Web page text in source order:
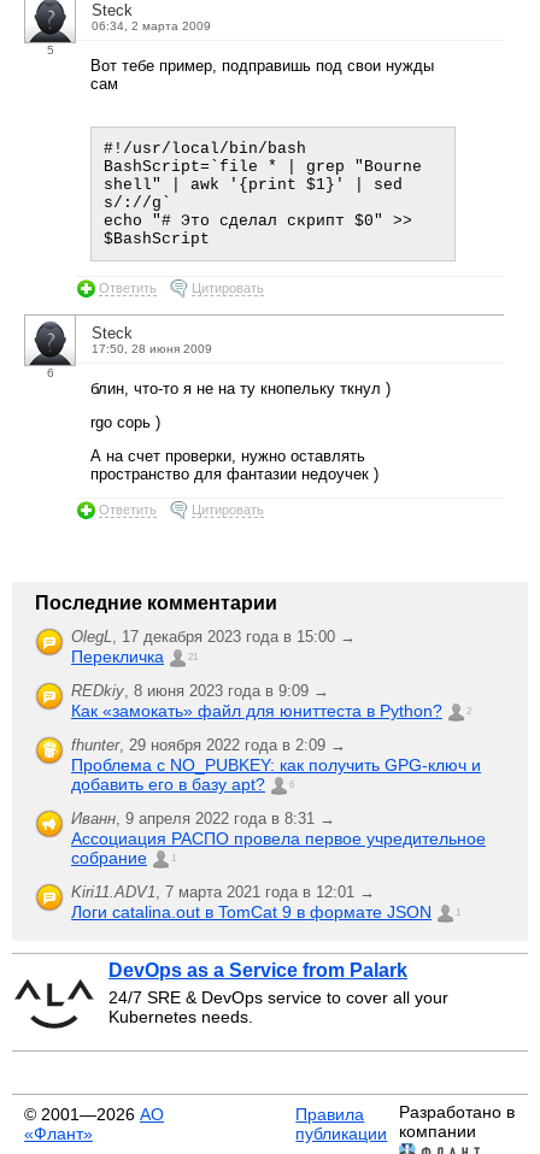
5
Steck
06:34, 2 марта 2009
Вот тебе пример, подправишь под свои нужды
сам
#!/usr/local/bin/bash
BashScript=`file * | grep "Bourne
shell" | awk '{print $1}' | sed
s/://g`
echo "# Это сделал скрипт $0" >>
Ответить Цитировать
6
Steck
17:50, 28 июня 2009
блин, что-то я не на ту кнопельку ткнул )
rgo сорь )
А на счет проверки, нужно оставлять
пространство для фантазии недоучек )
Ответить Цитировать
Последние комментарии
OlegL, 17 декабря 2023 года в 15:00 →
Перекличка 21
REDkiy, 8 июня 2023 года в 9:09 →
Как «замокать» файл для юниттеста в Python? 2
fhunter, 29 ноября 2022 года в 2:09 →
Проблема с NO_PUBKEY: как получить GPG-ключ и
добавить его в базу apt?
6
Иванн, 9 апреля 2022 года в 8:31 →
Ассоциация РАСПО провела первое учредительное
собрание
1
Kiri11.ADV1, 7 марта 2021 года в 12:01 →
Логи catalina.out в TomCat 9 в формате JSON 1
DevOps as a Service from Palark
24/7 SRE & DevOps service to cover all your
Kubernetes needs.
© 2001—2026 АО
«Флант»
Правила
публикации
Разработано в
компании